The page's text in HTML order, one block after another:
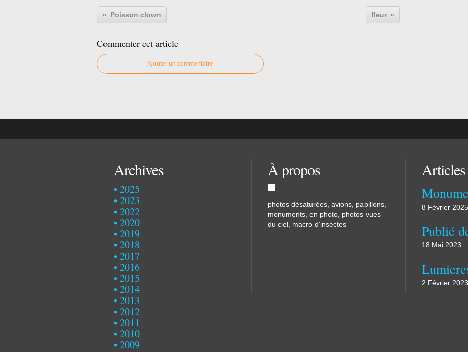
Poisson clown fleur
Commenter cet article
Ajouter un commentaire
Archives
2025
2023
2022
2020
2019
2018
2017
2016
2015
2014
2013
2012
2011
2010
2009
À propos
photos désaturées, avions, papillons,
monuments, en photo, photos vues
du ciel, macro d'insectes
Articles
8 Février 2025
18 Mai 2023
2 Février 2023